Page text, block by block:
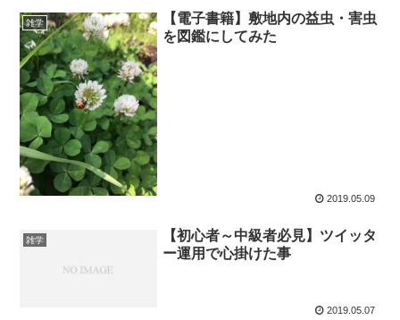
雑学
【電子書籍】敷地内の益虫・害虫
を図鑑にしてみた
2019.05.09
雑学
【初心者～中級者必見】ツイッタ
ー運用で心掛けた事
2019.05.07